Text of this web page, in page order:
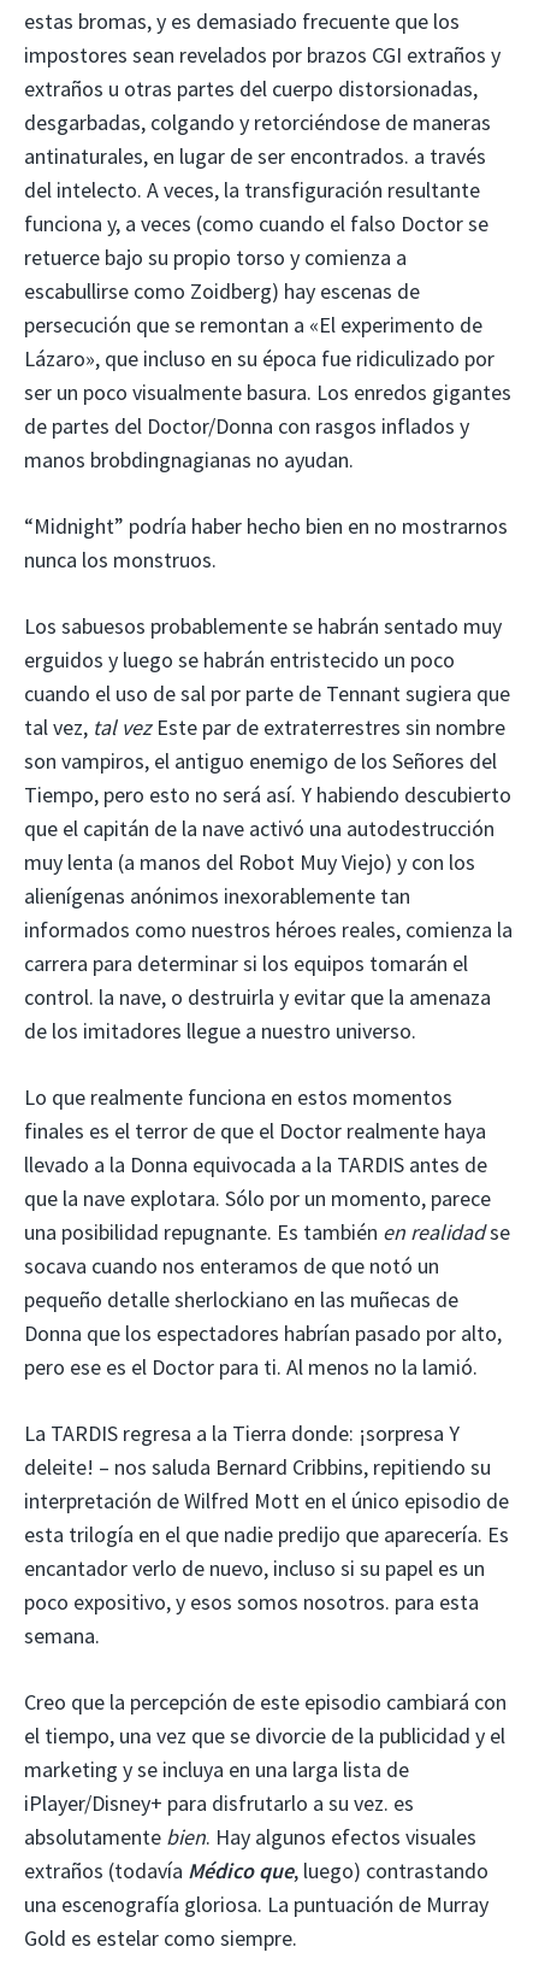
estas bromas, y es demasiado frecuente que los
impostores sean revelados por brazos CGI extraños y
extraños u otras partes del cuerpo distorsionadas,
desgarbadas, colgando y retorciéndose de maneras
antinaturales, en lugar de ser encontrados. a través
del intelecto. A veces, la transfiguración resultante
funciona y, a veces (como cuando el falso Doctor se
retuerce bajo su propio torso y comienza a
escabullirse como Zoidberg) hay escenas de
persecución que se remontan a «El experimento de
Lázaro», que incluso en su época fue ridiculizado por
ser un poco visualmente basura. Los enredos gigantes
de partes del Doctor/Donna con rasgos inflados y
manos brobdingnagianas no ayudan.
“Midnight” podría haber hecho bien en no mostrarnos
nunca los monstruos.
Los sabuesos probablemente se habrán sentado muy
erguidos y luego se habrán entristecido un poco
cuando el uso de sal por parte de Tennant sugiera que
tal vez, tal vezEste par de extraterrestres sin nombre
son vampiros, el antiguo enemigo de los Señores del
Tiempo, pero esto no será así. Y habiendo descubierto
que el capitán de la nave activó una autodestrucción
muy lenta (a manos del Robot Muy Viejo) y con los
alienígenas anónimos inexorablemente tan
informados como nuestros héroes reales, comienza la
carrera para determinar si los equipos tomarán el
control. la nave, o destruirla y evitar que la amenaza
de los imitadores llegue a nuestro universo.
Lo que realmente funciona en estos momentos
finales es el terror de que el Doctor realmente haya
llevado a la Donna equivocada a la TARDIS antes de
que la nave explotara. Sólo por un momento, parece
una posibilidad repugnante. Es también en realidadse
socava cuando nos enteramos de que notó un
pequeño detalle sherlockiano en las muñecas de
Donna que los espectadores habrían pasado por alto,
pero ese es el Doctor para ti. Al menos no la lamió.
La TARDIS regresa a la Tierra donde: ¡sorpresa Y
deleite! – nos saluda Bernard Cribbins, repitiendo su
interpretación de Wilfred Mott en el único episodio de
esta trilogía en el que nadie predijo que aparecería. Es
encantador verlo de nuevo, incluso si su papel es un
poco expositivo, y esos somos nosotros. para esta
semana.
Creo que la percepción de este episodio cambiará con
el tiempo, una vez que se divorcie de la publicidad y el
marketing y se incluya en una larga lista de
iPlayer/Disney+ para disfrutarlo a su vez. es
absolutamente bien. Hay algunos efectos visuales
extraños (todavía Médico que, luego) contrastando
una escenografía gloriosa. La puntuación de Murray
Gold es estelar como siempre.